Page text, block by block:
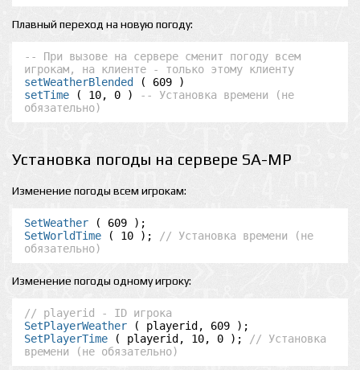
Плавный переход на новую погоду:
-- При вызове на сервере сменит погоду всем
игрокам, на клиенте - только этому клиенту
setWeatherBlended
setTime ( 10, 0 )
-- Установка времени (не
обязательно)
Установка погоды на сервере SA-MP
Изменение погоды всем игрокам:
SetWeather
SetWorldTime ( 10 );
// Установка времени (не
обязательно)
Изменение погоды одному игроку:
// playerid - ID игрока
SetPlayerWeather
SetPlayerTime ( playerid, 10, 0 );
// Установка
времени (не обязательно)